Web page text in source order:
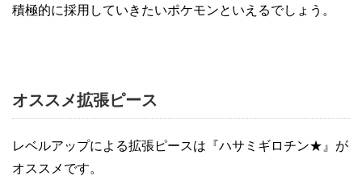
積極的に採用していきたいポケモンといえるでしょう。
オススメ拡張ピース
レベルアップによる拡張ピースは『ハサミギロチン★』が
オススメです。